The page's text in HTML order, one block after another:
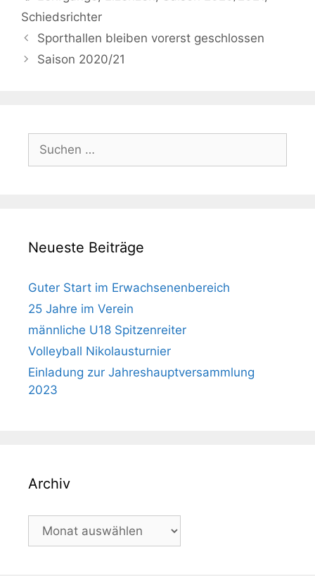
Schiedsrichter
Sporthallen bleiben vorerst geschlossen
Saison 2020/21
Suche
nach:
Neueste Beiträge
Guter Start im Erwachsenenbereich
25 Jahre im Verein
männliche U18 Spitzenreiter
Volleyball Nikolausturnier
Einladung zur Jahreshauptversammlung
2023
Archiv
Archiv